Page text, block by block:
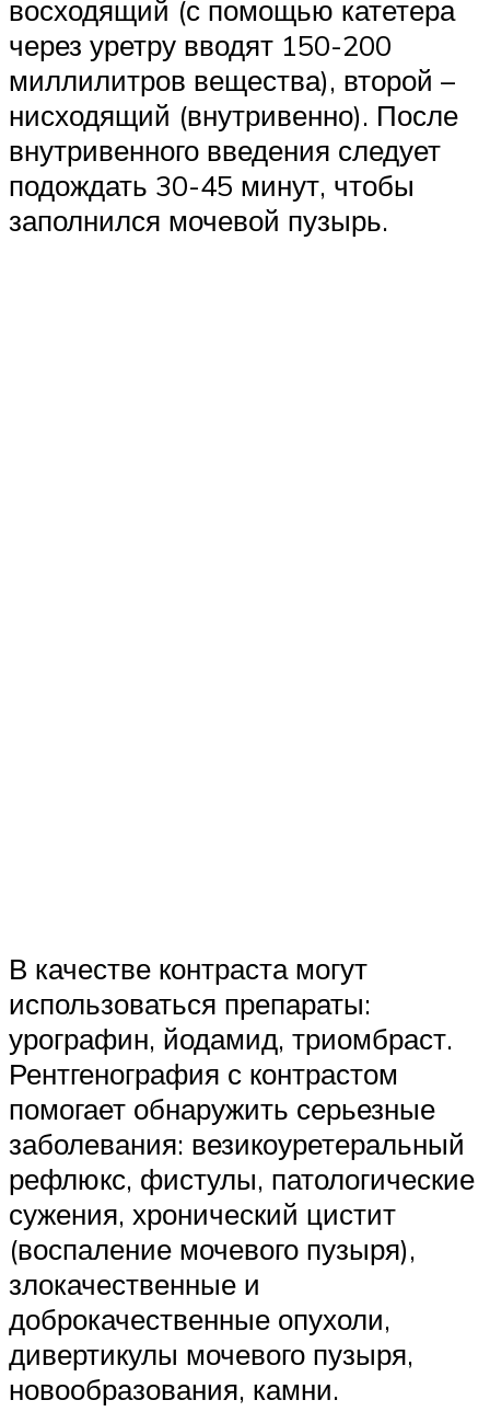
восходящий (с помощью катетера
через уретру вводят 150-200
миллилитров вещества), второй –
нисходящий (внутривенно). После
внутривенного введения следует
подождать 30-45 минут, чтобы
заполнился мочевой пузырь.
В качестве контраста могут
использоваться препараты:
урографин, йодамид, триомбраст.
Рентгенография с контрастом
помогает обнаружить серьезные
заболевания: везикоуретеральный
рефлюкс, фистулы, патологические
сужения, хронический цистит
(воспаление мочевого пузыря),
злокачественные и
доброкачественные опухоли,
дивертикулы мочевого пузыря,
новообразования, камни.